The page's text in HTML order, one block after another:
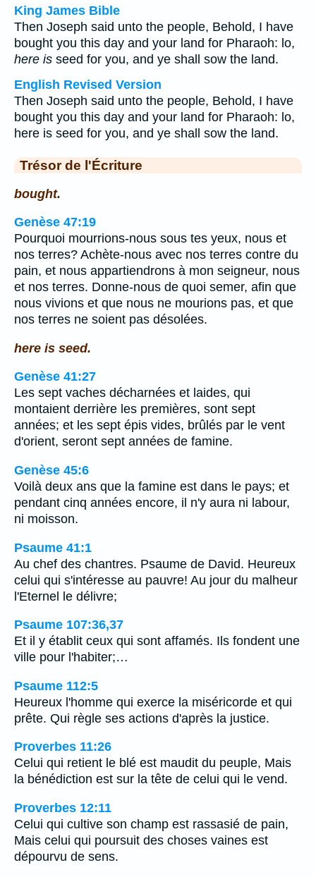
King James Bible
Then Joseph said unto the people, Behold, I have
bought you this day and your land for Pharaoh: lo,
here is seed for you, and ye shall sow the land.
English Revised Version
Then Joseph said unto the people, Behold, I have
bought you this day and your land for Pharaoh: lo,
here is seed for you, and ye shall sow the land.
Trésor de l'Écriture
bought.
Genèse 47:19
Pourquoi mourrions-nous sous tes yeux, nous et
nos terres? Achète-nous avec nos terres contre du
pain, et nous appartiendrons à mon seigneur, nous
et nos terres. Donne-nous de quoi semer, afin que
nous vivions et que nous ne mourions pas, et que
nos terres ne soient pas désolées.
here is seed.
Genèse 41:27
Les sept vaches décharnées et laides, qui
montaient derrière les premières, sont sept
années; et les sept épis vides, brûlés par le vent
d'orient, seront sept années de famine.
Genèse 45:6
Voilà deux ans que la famine est dans le pays; et
pendant cinq années encore, il n'y aura ni labour,
ni moisson.
Psaume 41:1
Au chef des chantres. Psaume de David. Heureux
celui qui s'intéresse au pauvre! Au jour du malheur
l'Eternel le délivre;
Psaume 107:36,37
Et il y établit ceux qui sont affamés. Ils fondent une
ville pour l'habiter;…
Psaume 112:5
Heureux l'homme qui exerce la miséricorde et qui
prête. Qui règle ses actions d'après la justice.
Proverbes 11:26
Celui qui retient le blé est maudit du peuple, Mais
la bénédiction est sur la tête de celui qui le vend.
Proverbes 12:11
Celui qui cultive son champ est rassasié de pain,
Mais celui qui poursuit des choses vaines est
dépourvu de sens.